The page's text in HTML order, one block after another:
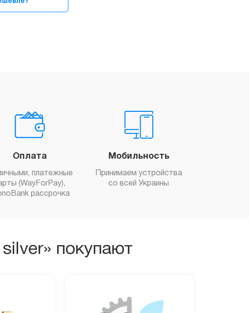
Оплата
платежные
(WayForPay),
рассрочка
Мобильность
Принимаем устройства
со всей Украины
покупают